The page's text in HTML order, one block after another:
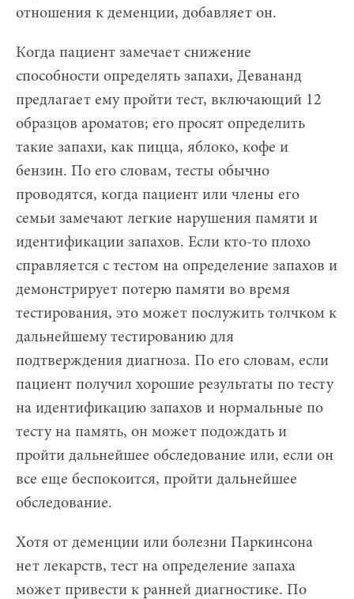
отношения к деменции, добавляет он.
Когда пациент замечает снижение
способности определять запахи, Девананд
предлагает ему пройти тест, включающий 12
образцов ароматов; его просят определить
такие запахи, как пицца, яблоко, кофе и
бензин. По его словам, тесты обычно
проводятся, когда пациент или члены его
семьи замечают легкие нарушения памяти и
идентификации запахов. Если кто-то плохо
справляется с тестом на определение запахов и
демонстрирует потерю памяти во время
тестирования, это может послужить толчком к
дальнейшему тестированию для
подтверждения диагноза. По его словам, если
пациент получил хорошие результаты по тесту
на идентификацию запахов и нормальные по
тесту на память, он может подождать и
пройти дальнейшее обследование или, если он
все еще беспокоится, пройти дальнейшее
обследование.
Хотя от деменции или болезни Паркинсона
нет лекарств, тест на определение запаха
может привести к ранней диагностике. По